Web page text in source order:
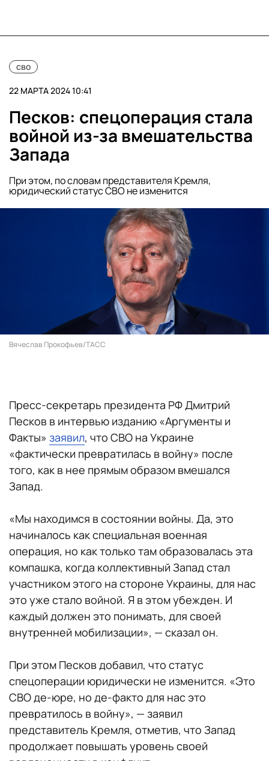
сво
22 МАРТА 2024 10:41
Песков: спецоперация стала
войной из-за вмешательства
Запада
При этом, по словам представителя Кремля,
юридический статус СВО не изменится
Вячеслав Прокофьев/ТАСС
Пресс-секретарь президента РФ Дмитрий
Песков в интервью изданию «Аргументы и
Факты» заявил, что СВО на Украине
«фактически превратилась в войну» после
того, как в нее прямым образом вмешался
Запад.
«Мы находимся в состоянии войны. Да, это
начиналось как специальная военная
операция, но как только там образовалась эта
компашка, когда коллективный Запад стал
участником этого на стороне Украины, для нас
это уже стало войной. Я в этом убежден. И
каждый должен это понимать, для своей
внутренней мобилизации», — сказал он.
При этом Песков добавил, что статус
спецоперации юридически не изменится. «Это
СВО де-юре, но де-факто для нас это
превратилось в войну», — заявил
представитель Кремля, отметив, что Запад
продолжает повышать уровень своей